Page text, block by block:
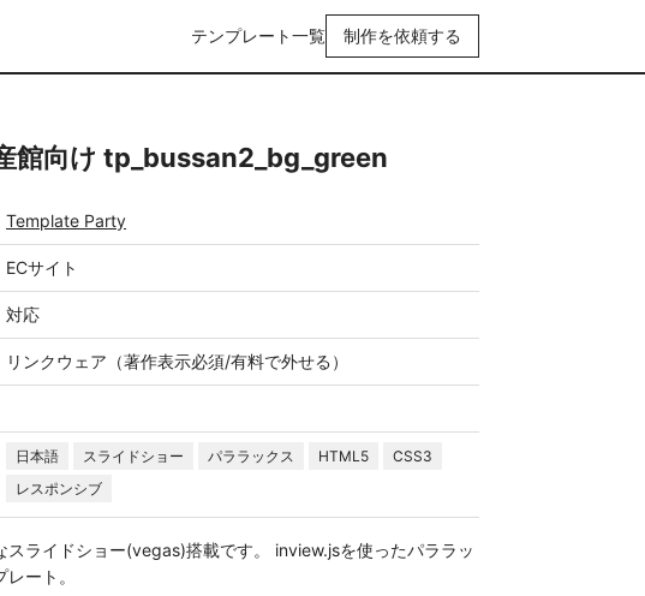
テンプレート一覧 制作を依頼する
館向け tp_bussan2_bg_green
Template Party
ECサイト
対応
リンクウェア（著作表示必須/有料で外せる）
日本語 スライドショー パララックス HTML5
CSS3
レスポンシブ
スライドショー(vegas)搭載です。 inview.jsを使ったパララッ
ート。